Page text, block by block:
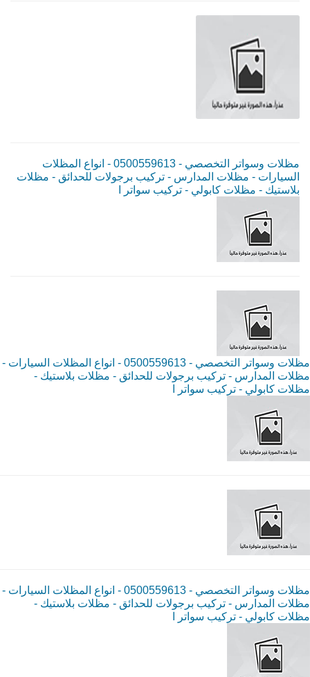
مظلات وسواتر التخصصي - 0500559613 - انواع المظلات
السيارات - مظلات المدارس - تركيب برجولات للحدائق - مظلات
بلاستيك - مظلات كابولي - تركيب سواتر ا
مظلات وسواتر التخصصي - 0500559613 - انواع المظلات السيارات -
مظلات المدارس - تركيب برجولات للحدائق - مظلات بلاستيك -
مظلات كابولي - تركيب سواتر ا
مظلات وسواتر التخصصي - 0500559613 - انواع المظلات السيارات -
مظلات المدارس - تركيب برجولات للحدائق - مظلات بلاستيك -
مظلات كابولي - تركيب سواتر ا